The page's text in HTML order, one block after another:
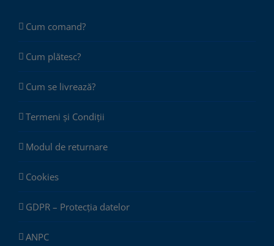
Cum comand?
Cum plătesc?
Cum se livrează?
Termeni și Condiții
Modul de returnare
Cookies
GDPR – Protecția datelor
ANPC